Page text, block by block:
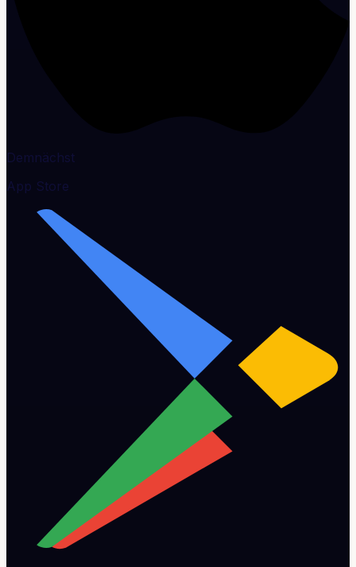
Demnächst
App Store